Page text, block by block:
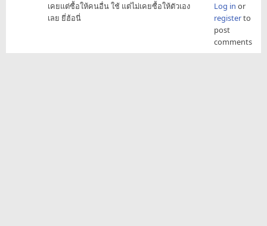
เคยแต่ซื้อให้คนอื่น ใช้ แต่ไม่เคยซื้อให้ตัวเอง
เลย ยี่ฮ้อนี่
Log in or
registerto
post
comments